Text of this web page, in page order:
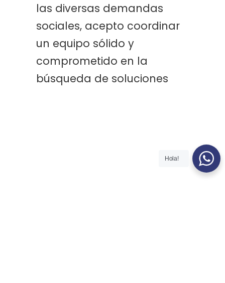
las diversas demandas
sociales, acepto coordinar
un equipo sólido y
comprometido en la
búsqueda de soluciones
Hola!